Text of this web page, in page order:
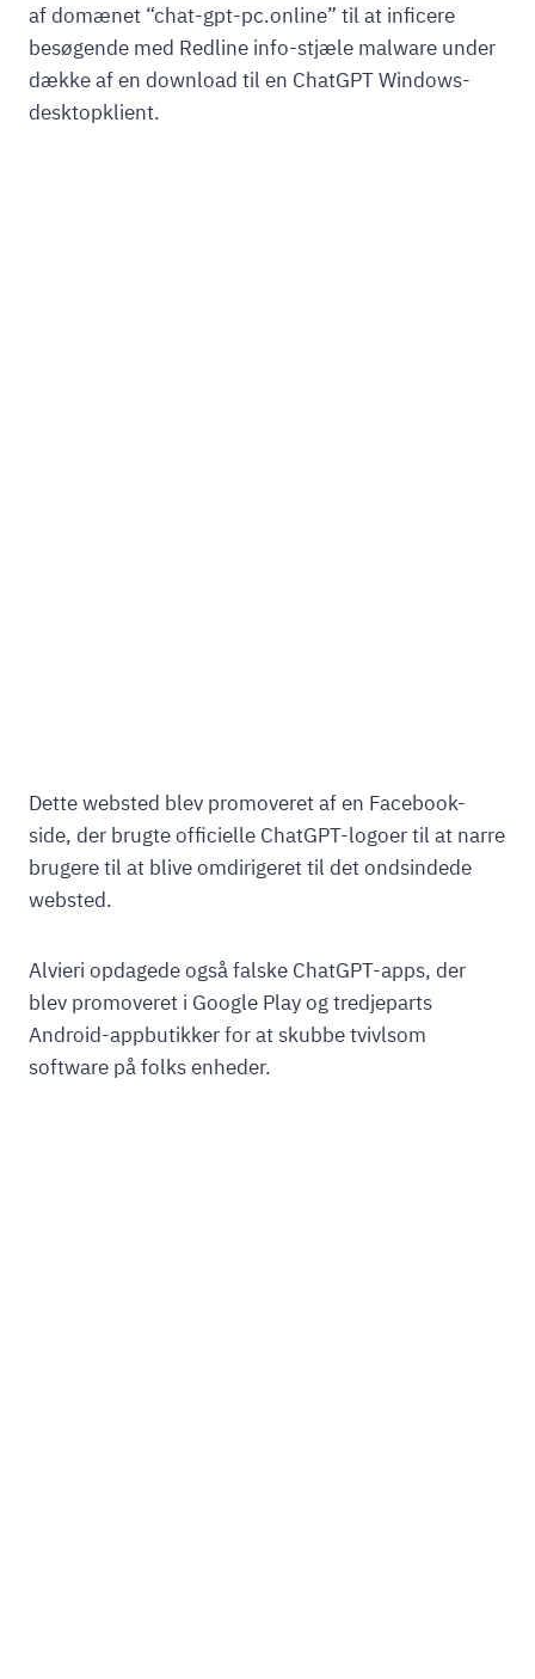
af domænet “chat-gpt-pc.online” til at inficere
besøgende med Redline info-stjæle malware under
dække af en download til en ChatGPT Windows-
desktopklient.
Dette websted blev promoveret af en Facebook-
side, der brugte officielle ChatGPT-logoer til at narre
brugere til at blive omdirigeret til det ondsindede
websted.
Alvieri opdagede også falske ChatGPT-apps, der
blev promoveret i Google Play og tredjeparts
Android-appbutikker for at skubbe tvivlsom
software på folks enheder.